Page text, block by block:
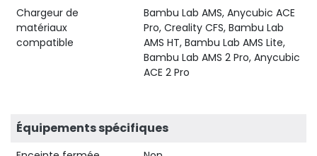
Chargeur de
matériaux
compatible
Bambu Lab AMS, Anycubic ACE
Pro, Creality CFS, Bambu Lab
AMS HT, Bambu Lab AMS Lite,
Bambu Lab AMS 2 Pro, Anycubic
ACE 2 Pro
Équipements spécifiques